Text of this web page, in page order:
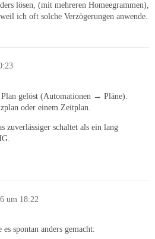
lösen, (mit mehreren Homeegrammen),
ich oft solche Verzögerungen anwende.
gelöst (Automationen → Pläne).
oder einem Zeitplan.
zuverlässiger schaltet als ein lang
um 18:22
es spontan anders gemacht: